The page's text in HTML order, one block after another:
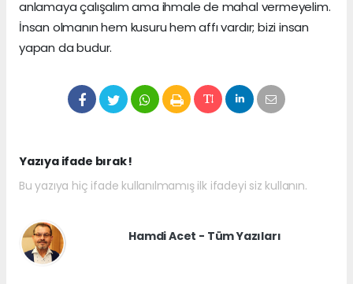
anlamaya çalışalım ama ihmale de mahal vermeyelim.
İnsan olmanın hem kusuru hem affı vardır; bizi insan
yapan da budur.
Yazıya ifade bırak !
Bu yazıya hiç ifade kullanılmamış ilk ifadeyi siz kullanın.
Hamdi Acet - Tüm Yazıları